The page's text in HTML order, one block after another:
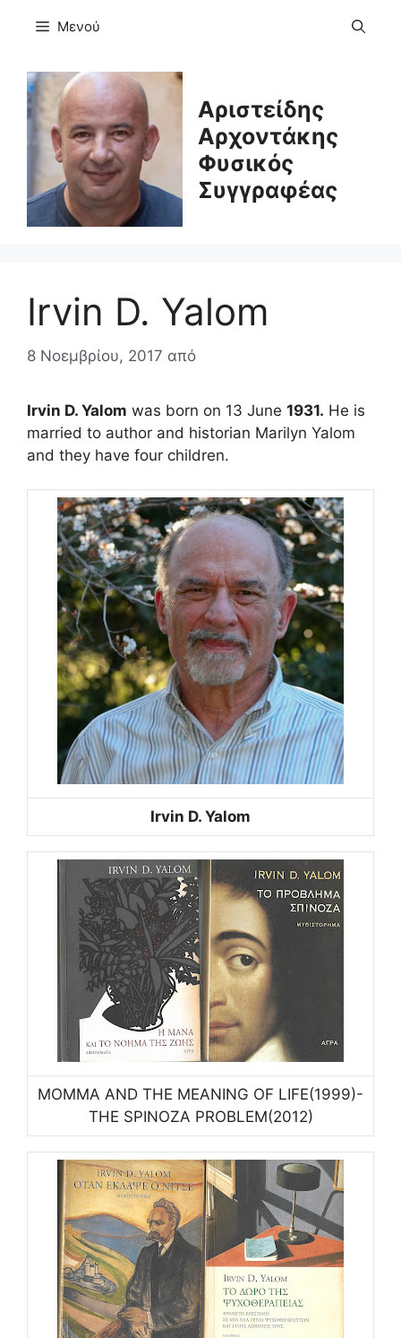
Μενού
Αριστείδης
Αρχοντάκης
Φυσικός
Συγγραφέας
Irvin D. Yalom
8 Νοεμβρίου, 2017 από
Irvin D. Yalom was born on 13 June 1931. He is
married to author and historian Marilyn Yalom
and they have four children.
Irvin D. Yalom
MOMMA AND THE MEANING OF LIFE(1999)-
THE SPINOZA PROBLEM(2012)